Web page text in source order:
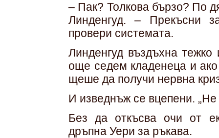
– Пак? Толкова бързо? По
Линденгуд. – Прекъсни
провери системата.
Линденгуд въздъхна
още седем кладенеца и
щеше да получи нервна
И изведнъж се вцепени.
Без да откъсва очи от
дръпна Уери за ръкава.